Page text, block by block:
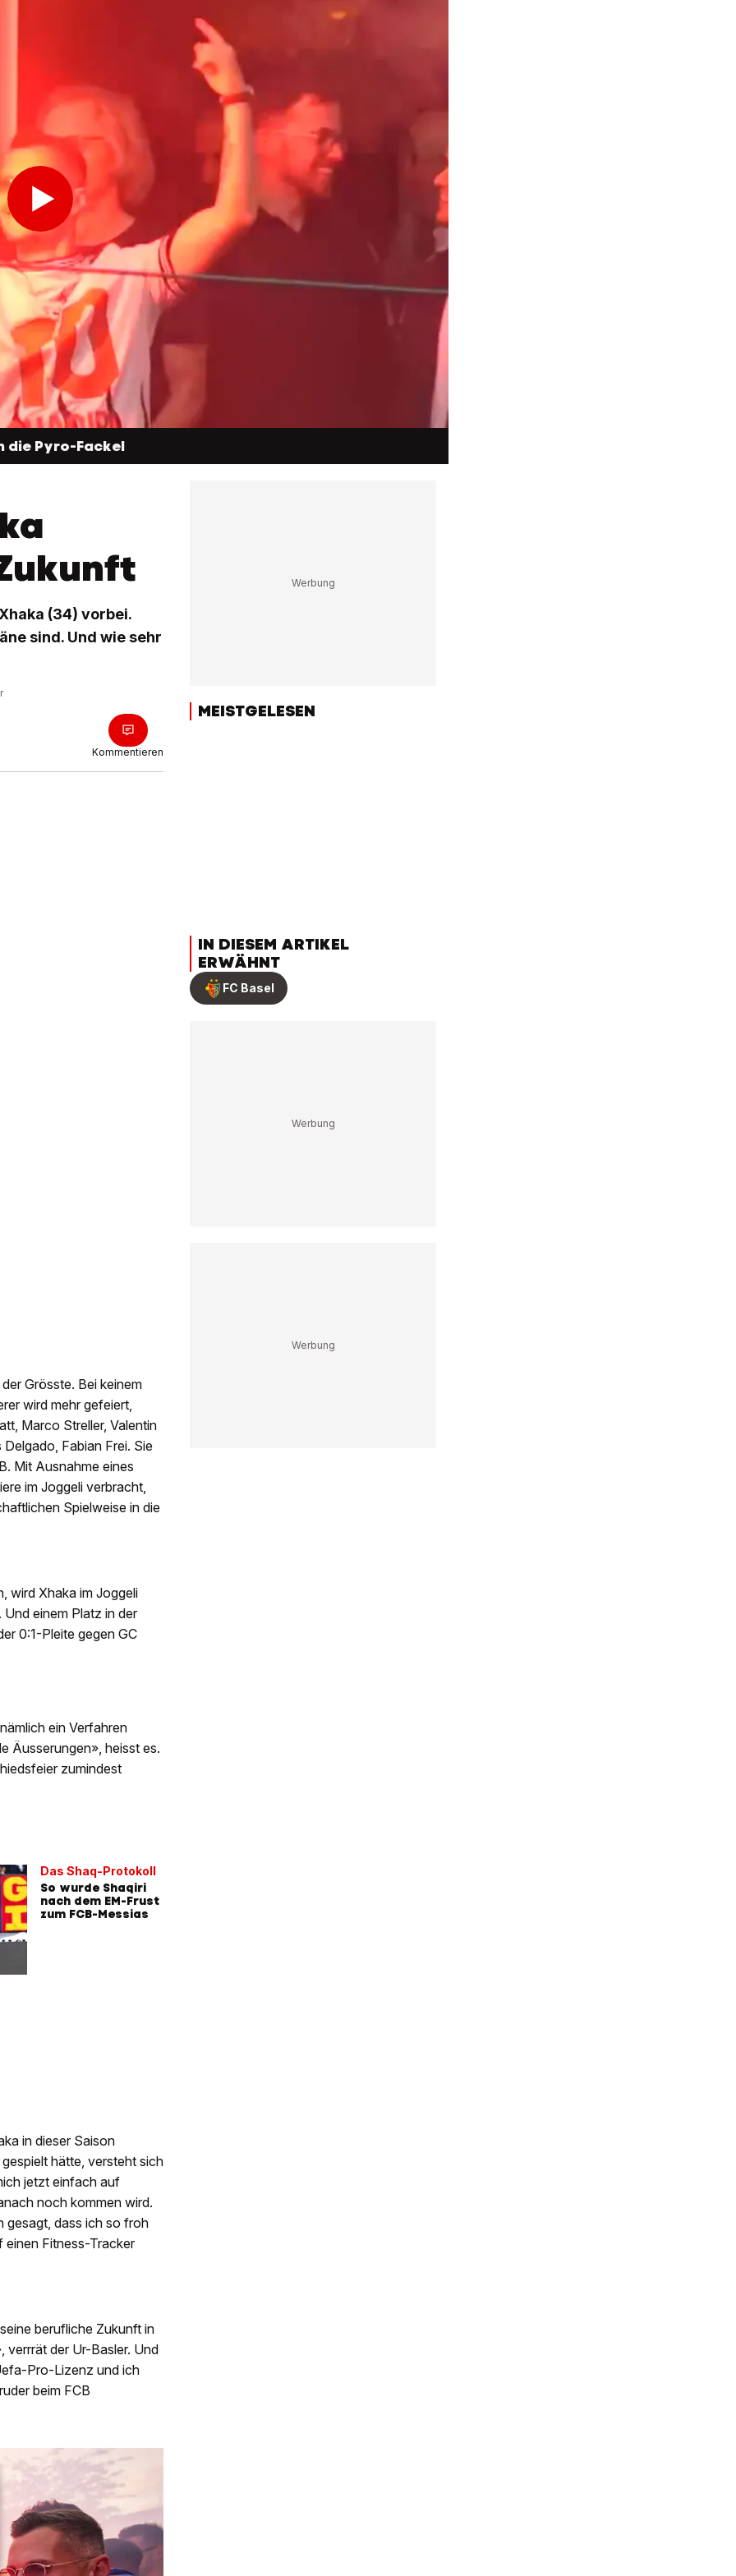
die Pyro-Fackel
(34) vorbei.
sind. Und wie sehr
Kommentieren
Grösste. Bei keinem
wird mehr gefeiert,
Marco Streller, Valentin
Fabian Frei. Sie
Mit Ausnahme eines
im Joggeli verbracht,
Spielweise in die
wird Xhaka im Joggeli
einem Platz in der
0:1-Pleite gegen GC
ein Verfahren
Äusserungen», heisst es.
zumindest
Das Shaq-Protokoll
So wurde Shaqiri
nach dem EM-Frust
zum FCB-Messias
in dieser Saison
hätte, versteht sich
jetzt einfach auf
noch kommen wird.
gesagt, dass ich so froh
einen Fitness-Tracker
berufliche Zukunft in
verrrät der Ur-Basler. Und
Pro-Lizenz und ich
beim FCB
MEISTGELESEN
IN DIESEM ARTIKEL
ERWÄHNT
FC Basel